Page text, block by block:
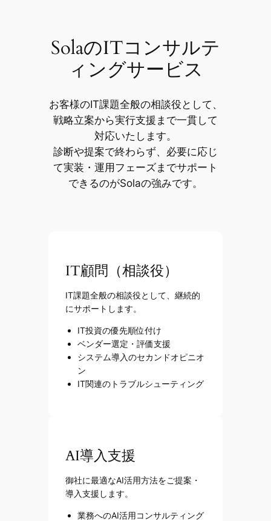
SolaのITコンサルテ
ィングサービス
お客様のIT課題全般の相談役として、
戦略立案から実行支援まで一貫して
対応いたします。
診断や提案で終わらず、必要に応じ
て実装・運用フェーズまでサポート
できるのがSolaの強みです。
IT顧問（相談役）
IT課題全般の相談役として、継続的
にサポートします。
IT投資の優先順位付け
ベンダー選定・評価支援
システム導入のセカンドオピニオ
ン
IT関連のトラブルシューティング
AI導入支援
御社に最適なAI活用方法をご提案・
導入支援します。
業務へのAI活用コンサルティング